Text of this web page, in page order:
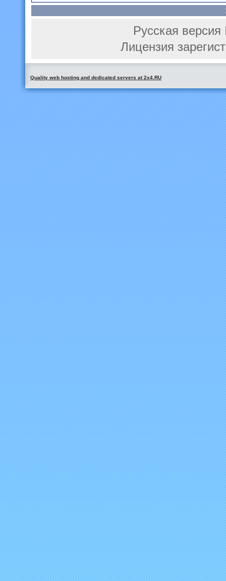
Русская
Лицензия
Quality web hosting and dedicated servers at 2x4.RU